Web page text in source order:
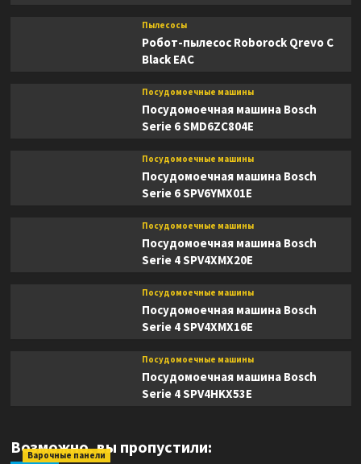
Пылесосы
Робот-пылесос Roborock Qrevo C
Black EAC
Посудомоечные машины
Посудомоечная машина Bosch
Serie 6 SMD6ZC804E
Посудомоечные машины
Посудомоечная машина Bosch
Serie 6 SPV6YMX01E
Посудомоечные машины
Посудомоечная машина Bosch
Serie 4 SPV4XMX20E
Посудомоечные машины
Посудомоечная машина Bosch
Serie 4 SPV4XMX16E
Посудомоечные машины
Посудомоечная машина Bosch
Serie 4 SPV4HKX53E
Возможно, вы пропустили:
Варочные панели